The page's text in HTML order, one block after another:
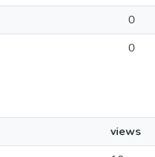
0
0
views